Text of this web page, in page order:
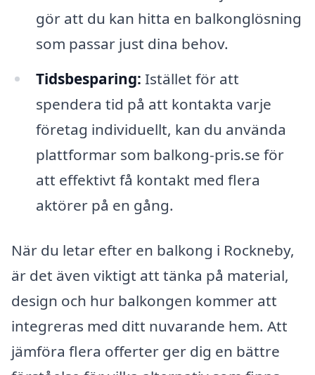
gör att du kan hitta en balkonglösning
som passar just dina behov.
Tidsbesparing: Istället för att
spendera tid på att kontakta varje
företag individuellt, kan du använda
plattformar som balkong-pris.se för
att effektivt få kontakt med flera
aktörer på en gång.
När du letar efter en balkong i Rockneby,
är det även viktigt att tänka på material,
design och hur balkongen kommer att
integreras med ditt nuvarande hem. Att
jämföra flera offerter ger dig en bättre